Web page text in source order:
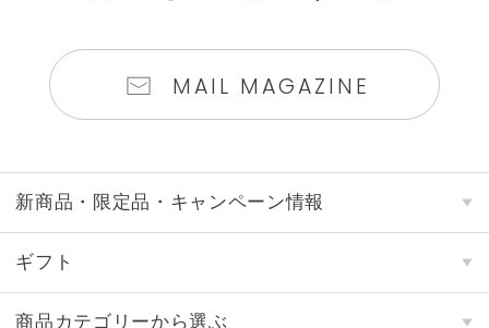
MAIL MAGAZINE
新商品・限定品・キャンペーン情報
ギフト
商品カテゴリーから選ぶ